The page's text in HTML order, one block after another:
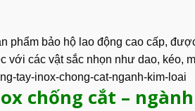
phẩm bảo hộ lao động cao cấp,
các vật sắc nhọn như dao, kéo,
chống cắt –